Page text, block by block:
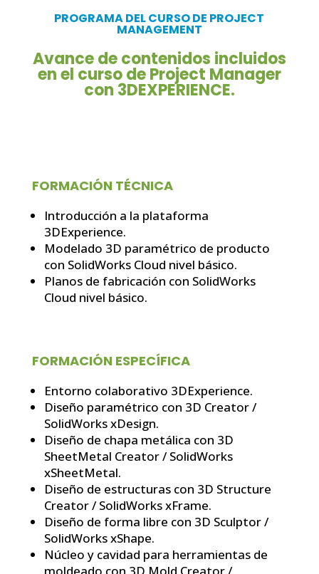
PROGRAMA DEL CURSO DE PROJECT
MANAGEMENT
Avance de contenidos incluidos
en el curso de Project Manager
con 3DEXPERIENCE.
FORMACIÓN TÉCNICA
Introducción a la plataforma
3DExperience.
Modelado 3D paramétrico de producto
con SolidWorks Cloud nivel básico.
Planos de fabricación con SolidWorks
Cloud nivel básico.
FORMACIÓN ESPECÍFICA
Entorno colaborativo 3DExperience.
Diseño paramétrico con 3D Creator /
SolidWorks xDesign.
Diseño de chapa metálica con 3D
SheetMetal Creator / SolidWorks
xSheetMetal.
Diseño de estructuras con 3D Structure
Creator / SolidWorks xFrame.
Diseño de forma libre con 3D Sculptor /
SolidWorks xShape.
Núcleo y cavidad para herramientas de
moldeado con 3D Mold Creator /